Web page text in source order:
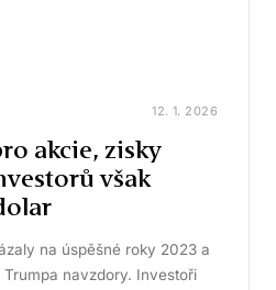
12. 1. 2026
akcie, zisky
však
na úspěšné roky 2023 a
navzdory. Investoři